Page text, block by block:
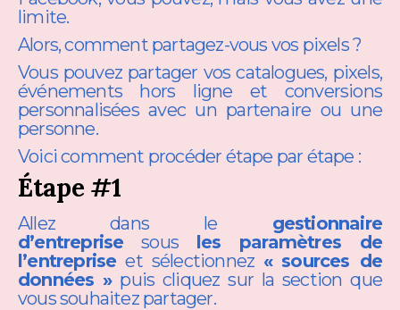
limite.
Alors, comment partagez-vous vos pixels ?
Vous pouvez partager vos catalogues, pixels,
événements hors ligne et conversions
personnalisées avec un partenaire ou une
personne.
Voici comment procéder étape par étape :
Étape #1
Allez dans le gestionnaire
d’entreprisesous les paramètres de
l’entrepriseet sélectionnez « sources de
données »puis cliquez sur la section que
vous souhaitez partager.